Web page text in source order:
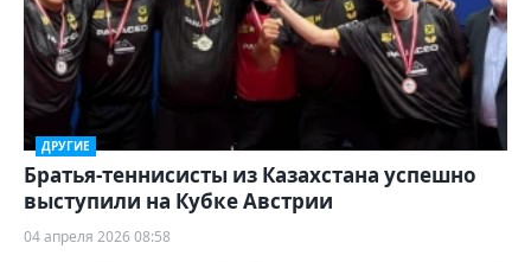
ДРУГИЕ
Братья-теннисисты из Казахстана успешно
выступили на Кубке Австрии
04 апреля 2026 08:58